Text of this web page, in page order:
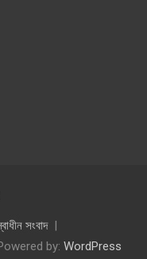
সংবাদ
by: WordPress